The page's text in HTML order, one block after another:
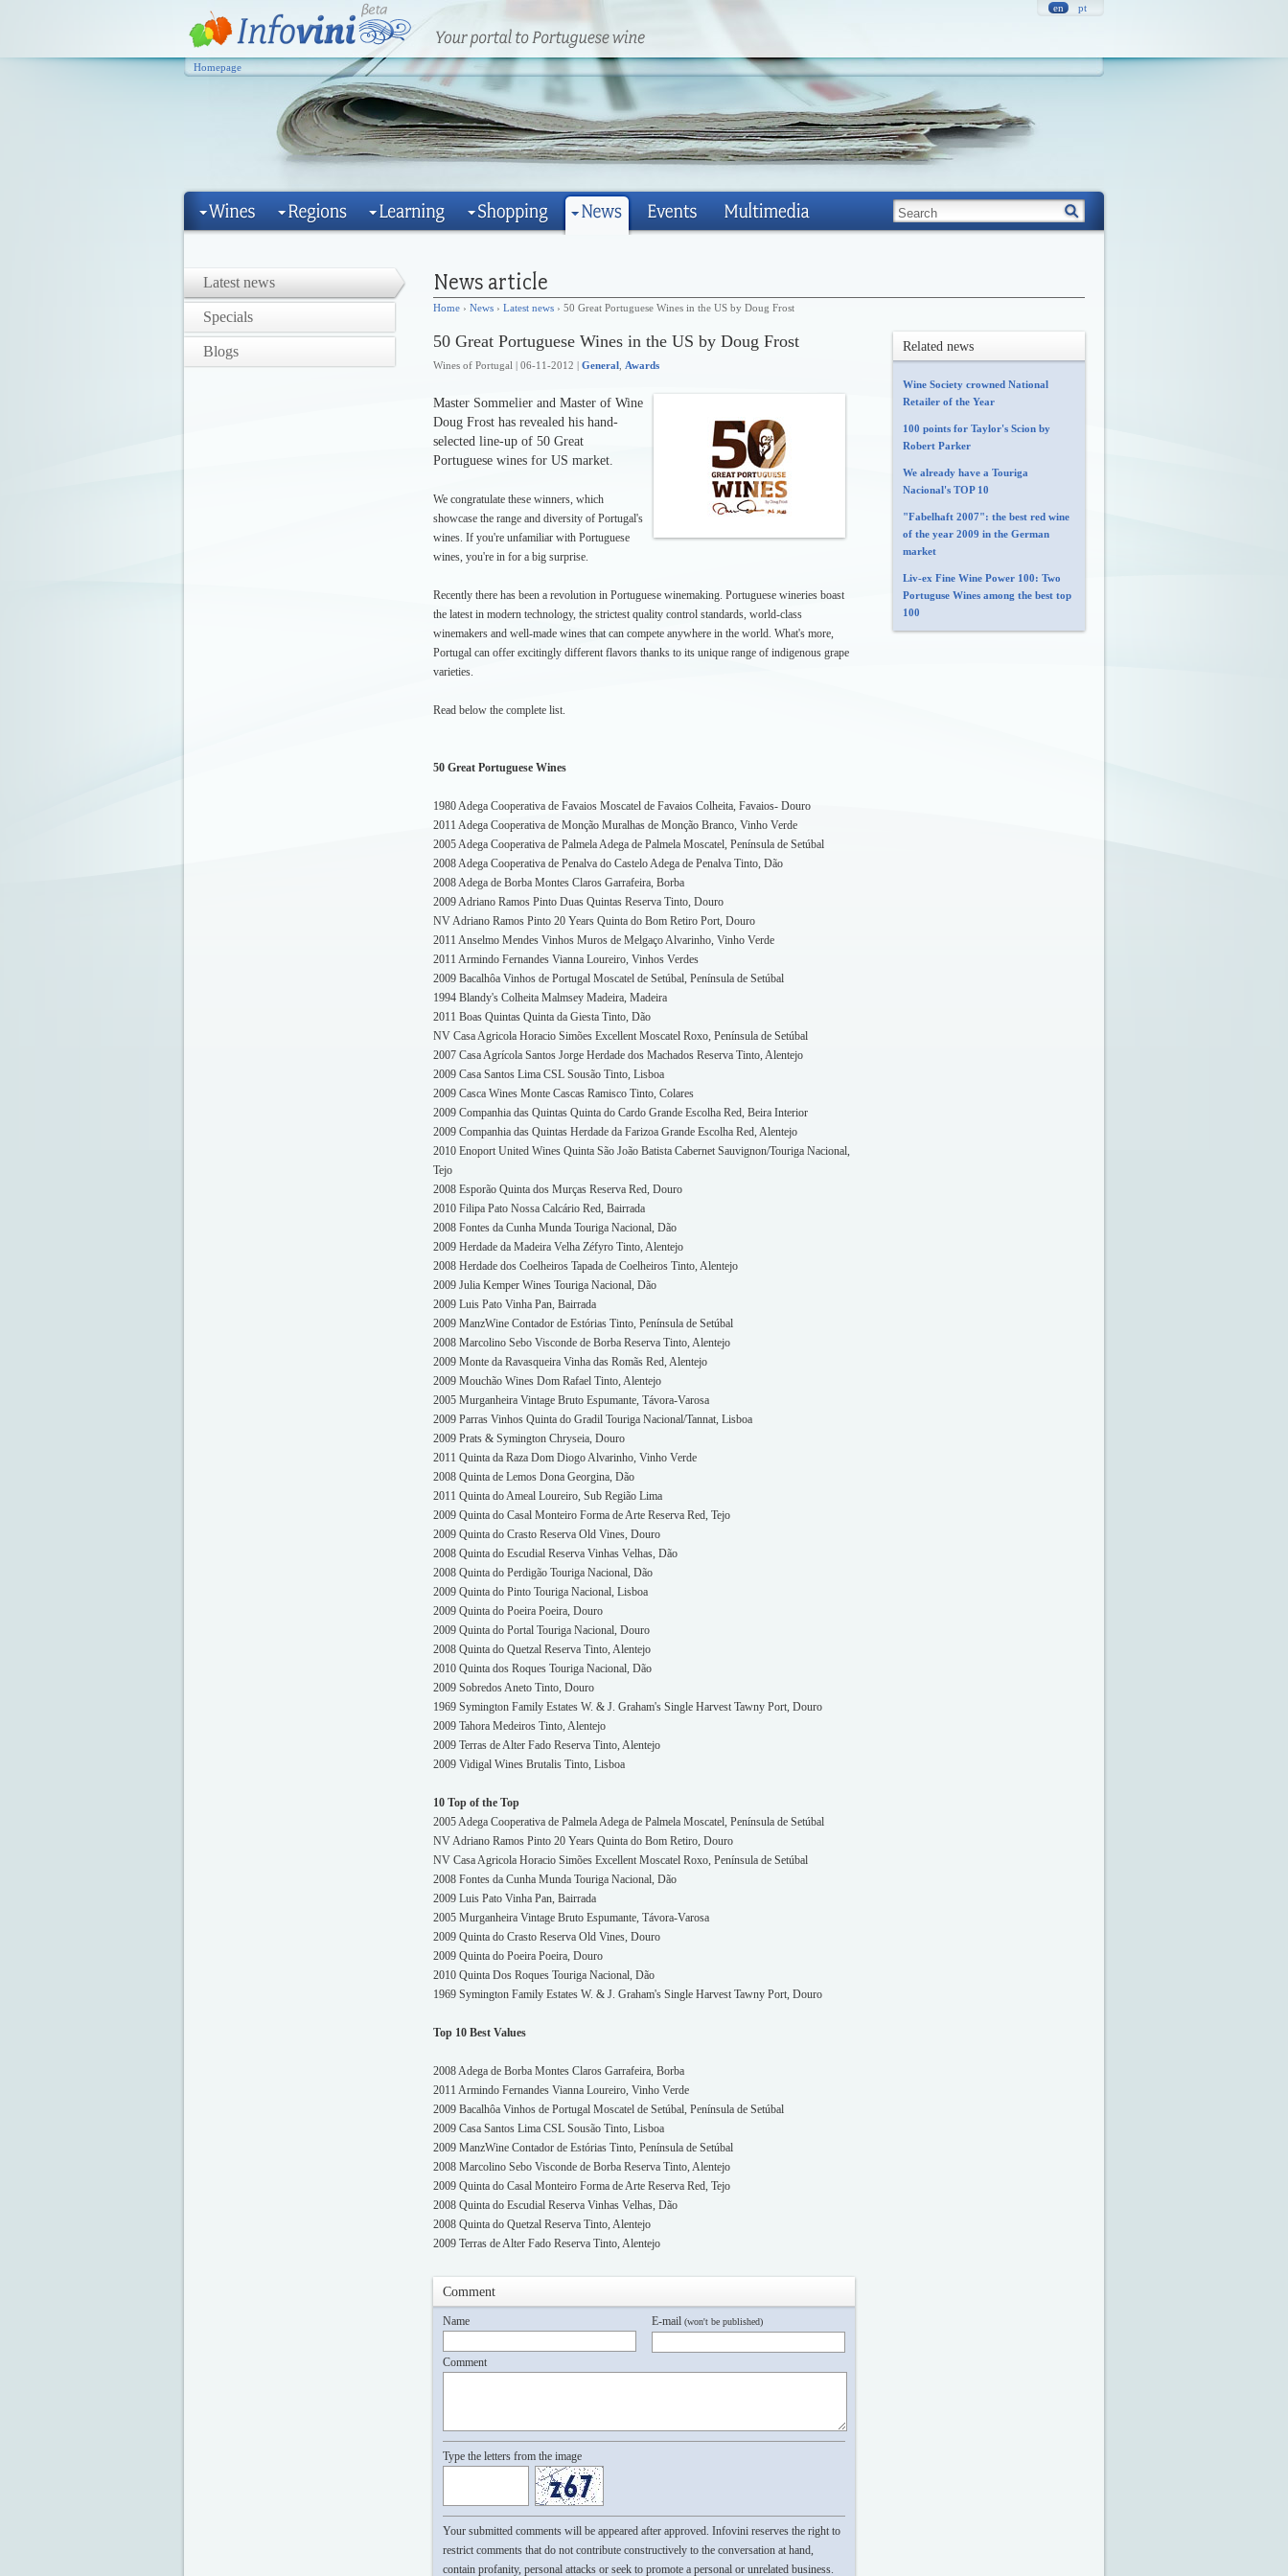
en pt
Homepage
Latest news
Specials
Blogs
Home › News › Latest news › 50 Great Portuguese Wines in the US by Doug Frost
50 Great Portuguese Wines in the US by Doug Frost
Wines of Portugal | 06-11-2012 | General Awards
Master Sommelier and Master of Wine
Doug Frost has revealed his hand-
selected line-up of 50 Great
Portuguese wines for US market.
We congratulate these winners, which
showcase the range and diversity of Portugal's
wines. If you're unfamiliar with Portuguese
wines, you're in for a big surprise.
Recently there has been a revolution in Portuguese winemaking. Portuguese wineries boast
the latest in modern technology, the strictest quality control standards, world-class
winemakers and well-made wines that can compete anywhere in the world. What's more,
Portugal can offer excitingly different flavors thanks to its unique range of indigenous grape
varieties.
Read below the complete list.
50 Great Portuguese Wines
1980 Adega Cooperativa de Favaios Moscatel de Favaios Colheita, Favaios- Douro
2011 Adega Cooperativa de Monção Muralhas de Monção Branco, Vinho Verde
2005 Adega Cooperativa de Palmela Adega de Palmela Moscatel, Península de Setúbal
2008 Adega Cooperativa de Penalva do Castelo Adega de Penalva Tinto, Dão
2008 Adega de Borba Montes Claros Garrafeira, Borba
2009 Adriano Ramos Pinto Duas Quintas Reserva Tinto, Douro
NV Adriano Ramos Pinto 20 Years Quinta do Bom Retiro Port, Douro
2011 Anselmo Mendes Vinhos Muros de Melgaço Alvarinho, Vinho Verde
2011 Armindo Fernandes Vianna Loureiro, Vinhos Verdes
2009 Bacalhôa Vinhos de Portugal Moscatel de Setúbal, Península de Setúbal
1994 Blandy's Colheita Malmsey Madeira, Madeira
2011 Boas Quintas Quinta da Giesta Tinto, Dão
NV Casa Agricola Horacio Simões Excellent Moscatel Roxo, Península de Setúbal
2007 Casa Agrícola Santos Jorge Herdade dos Machados Reserva Tinto, Alentejo
2009 Casa Santos Lima CSL Sousão Tinto, Lisboa
2009 Casca Wines Monte Cascas Ramisco Tinto, Colares
2009 Companhia das Quintas Quinta do Cardo Grande Escolha Red, Beira Interior
2009 Companhia das Quintas Herdade da Farizoa Grande Escolha Red, Alentejo
2010 Enoport United Wines Quinta São João Batista Cabernet Sauvignon/Touriga Nacional,
Tejo
2008 Esporão Quinta dos Murças Reserva Red, Douro
2010 Filipa Pato Nossa Calcário Red, Bairrada
2008 Fontes da Cunha Munda Touriga Nacional, Dão
2009 Herdade da Madeira Velha Zéfyro Tinto, Alentejo
2008 Herdade dos Coelheiros Tapada de Coelheiros Tinto, Alentejo
2009 Julia Kemper Wines Touriga Nacional, Dão
2009 Luis Pato Vinha Pan, Bairrada
2009 ManzWine Contador de Estórias Tinto, Península de Setúbal
2008 Marcolino Sebo Visconde de Borba Reserva Tinto, Alentejo
2009 Monte da Ravasqueira Vinha das Romãs Red, Alentejo
2009 Mouchão Wines Dom Rafael Tinto, Alentejo
2005 Murganheira Vintage Bruto Espumante, Távora-Varosa
2009 Parras Vinhos Quinta do Gradil Touriga Nacional/Tannat, Lisboa
2009 Prats & Symington Chryseia, Douro
2011 Quinta da Raza Dom Diogo Alvarinho, Vinho Verde
2008 Quinta de Lemos Dona Georgina, Dão
2011 Quinta do Ameal Loureiro, Sub Região Lima
2009 Quinta do Casal Monteiro Forma de Arte Reserva Red, Tejo
2009 Quinta do Crasto Reserva Old Vines, Douro
2008 Quinta do Escudial Reserva Vinhas Velhas, Dão
2008 Quinta do Perdigão Touriga Nacional, Dão
2009 Quinta do Pinto Touriga Nacional, Lisboa
2009 Quinta do Poeira Poeira, Douro
2009 Quinta do Portal Touriga Nacional, Douro
2008 Quinta do Quetzal Reserva Tinto, Alentejo
2010 Quinta dos Roques Touriga Nacional, Dão
2009 Sobredos Aneto Tinto, Douro
1969 Symington Family Estates W. & J. Graham's Single Harvest Tawny Port, Douro
2009 Tahora Medeiros Tinto, Alentejo
2009 Terras de Alter Fado Reserva Tinto, Alentejo
2009 Vidigal Wines Brutalis Tinto, Lisboa
10 Top of the Top
2005 Adega Cooperativa de Palmela Adega de Palmela Moscatel, Península de Setúbal
NV Adriano Ramos Pinto 20 Years Quinta do Bom Retiro, Douro
NV Casa Agricola Horacio Simões Excellent Moscatel Roxo, Península de Setúbal
2008 Fontes da Cunha Munda Touriga Nacional, Dão
2009 Luis Pato Vinha Pan, Bairrada
2005 Murganheira Vintage Bruto Espumante, Távora-Varosa
2009 Quinta do Crasto Reserva Old Vines, Douro
2009 Quinta do Poeira Poeira, Douro
2010 Quinta Dos Roques Touriga Nacional, Dão
1969 Symington Family Estates W. & J. Graham's Single Harvest Tawny Port, Douro
Top 10 Best Values
2008 Adega de Borba Montes Claros Garrafeira, Borba
2011 Armindo Fernandes Vianna Loureiro, Vinho Verde
2009 Bacalhôa Vinhos de Portugal Moscatel de Setúbal, Península de Setúbal
2009 Casa Santos Lima CSL Sousão Tinto, Lisboa
2009 ManzWine Contador de Estórias Tinto, Península de Setúbal
2008 Marcolino Sebo Visconde de Borba Reserva Tinto, Alentejo
2009 Quinta do Casal Monteiro Forma de Arte Reserva Red, Tejo
2008 Quinta do Escudial Reserva Vinhas Velhas, Dão
2008 Quinta do Quetzal Reserva Tinto, Alentejo
2009 Terras de Alter Fado Reserva Tinto, Alentejo
Comment
Name E-mail (won't be published)
Comment
Type the letters from the image
Your submitted comments will be appeared after approved. Infovini reserves the right to
restrict comments that do not contribute constructively to the conversation at hand,
contain profanity, personal attacks or seek to promote a personal or unrelated business.
Related news
Wine Society crowned National
Retailer of the Year
100 points for Taylor's Scion by
Robert Parker
We already have a Touriga
Nacional's TOP 10
"Fabelhaft 2007": the best red wine
of the year 2009 in the German
market
Liv-ex Fine Wine Power 100: Two
Portuguse Wines among the best top
100